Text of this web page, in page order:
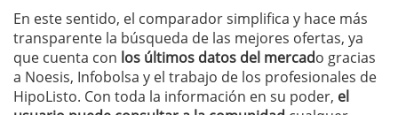
En este sentido, el comparador simplifica y hace más
transparente la búsqueda de las mejores ofertas, ya
que cuenta con los últimos datos del mercado gracias
a Noesis, Infobolsa y el trabajo de los profesionales de
HipoListo. Con toda la información en su poder, el